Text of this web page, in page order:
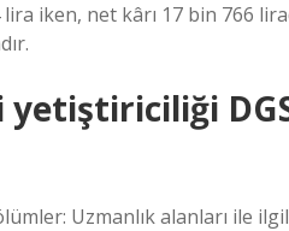
iken, net kârı 17 bin 766
yetiştiriciliği
Uzmanlık alanları ile